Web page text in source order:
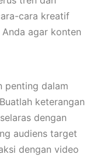
cara kreatif
agar konten
penting dalam
keterangan
dengan
audiens target
dengan video